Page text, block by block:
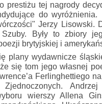
prestiżu tej nagrody
do wyróżnienia.
Jerzy Lisowski.
Były to zbiory
brytyjskiej i
plany wydawnicze
się tom jego własnej
Ferlinghettiego
wierszy Allena